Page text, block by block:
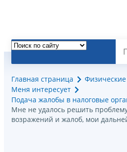
Главная страница
Меня интересует
Подача жалобы в налоговые
Мне не удалось решить
возражений и жалоб, мои